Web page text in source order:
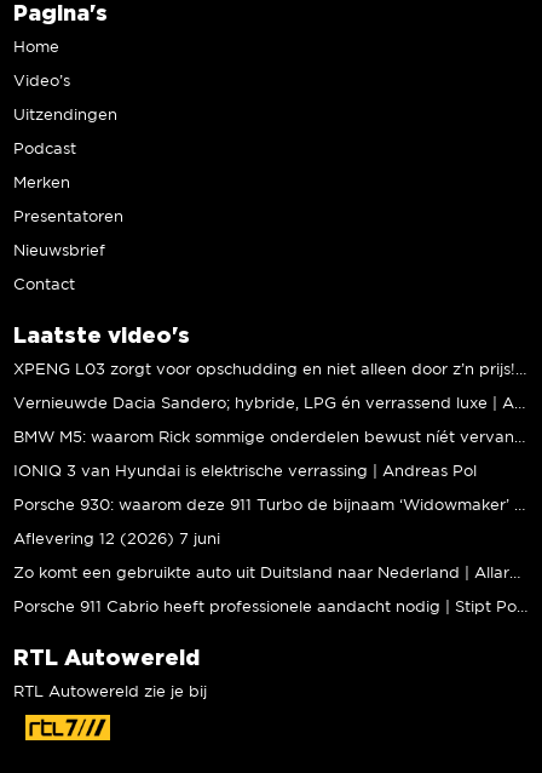
Pagina's
Home
Video’s
Uitzendingen
Podcast
Merken
Presentatoren
Nieuwsbrief
Contact
Laatste video's
XPENG L03 zorgt voor opschudding en niet alleen door z’n prijs! | Jeroen Mul
Vernieuwde Dacia Sandero; hybride, LPG én verrassend luxe | Andreas Pol
BMW M5: waarom Rick sommige onderdelen bewust níét vervangt | Stipt Polish Point
IONIQ 3 van Hyundai is elektrische verrassing | Andreas Pol
Porsche 930: waarom deze 911 Turbo de bijnaam ‘Widowmaker’ kreeg | Gallery Aaldering
Aflevering 12 (2026) 7 juni
Zo komt een gebruikte auto uit Duitsland naar Nederland | Allard Kalff
Porsche 911 Cabrio heeft professionele aandacht nodig | Stipt Polish Point
RTL Autowereld
RTL Autowereld zie je bij